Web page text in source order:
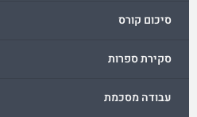
סיכום קורס
סקירת ספרות
עבודה מסכמת